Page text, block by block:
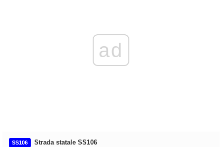
ad
SS106
Strada statale SS106